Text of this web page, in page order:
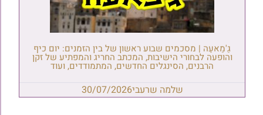
גַ'מַאעַה | מסכמים שבוע ראשון של בין הזמנים: יום כיף
והופעה לבחורי הישיבות, המכתב החריג והמפתיע של זקן
הרבנים, הסינגלים החדשים, המתמודדים, ועוד
שלמה שרעבי30/07/2026